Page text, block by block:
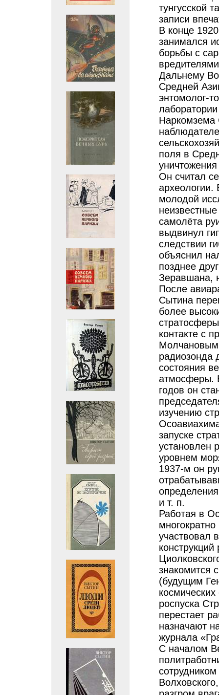
тунгусской
записи
В конце
занимался
борьбы с
Дальнему
Средней
энтомолог-
Наркомзема
поля в
Он считал
археологии.
молодой
самолёта
выдвинул
следствии
объяснил
позднее
Зеравшана,
После
Сытина
более
контакте с
радиозонда
состояния
атмосферы.
годов он
изучению
запуске
установлен
уровнем
1937-м он
и т. п.
Работая в
участвовал
знакомится
(будущим
роспуска
перестает
назначают
журнала
С началом